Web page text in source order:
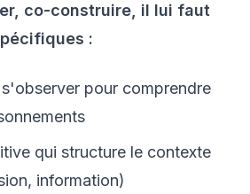
co-construire, il lui faut
:
pour comprendre
qui structure le contexte
information)